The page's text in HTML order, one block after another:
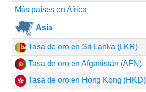
Más países en Africa
Asia
Tasa de oro en Sri Lanka (LKR)
Tasa de oro en Afganistán (AFN)
Tasa de oro en Hong Kong (HKD)